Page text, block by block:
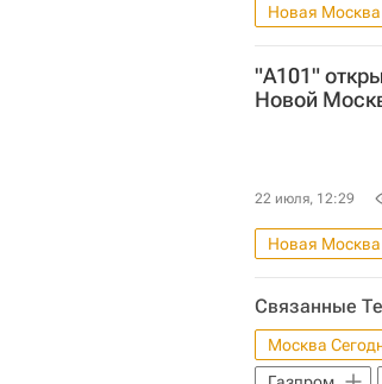
Новая Москва
"А101"
Новой
22 июля, 12:29
Новая Москва
Связанные
Москва